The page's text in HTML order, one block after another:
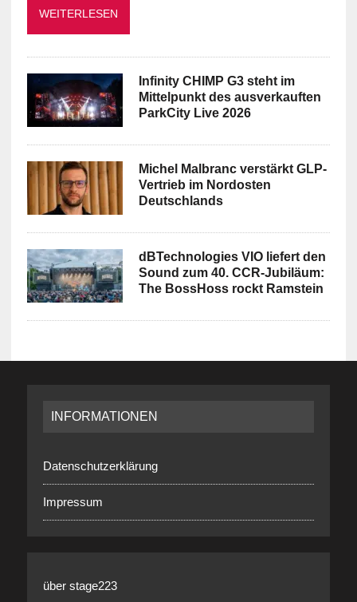
WEITERLESEN
Infinity CHIMP G3 steht im
Mittelpunkt des ausverkauften
ParkCity Live 2026
Michel Malbranc verstärkt GLP-
Vertrieb im Nordosten
Deutschlands
dBTechnologies VIO liefert den
Sound zum 40. CCR-Jubiläum:
The BossHoss rockt Ramstein
INFORMATIONEN
Datenschutzerklärung
Impressum
über stage223